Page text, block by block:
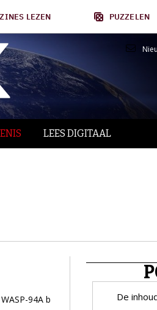
LEZEN PUZZELEN
LEES DIGITAAL
94A b
De